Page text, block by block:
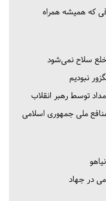
که همیشه همراه
خلع سلاح نمی‌شود
نبودیم
توسط رهبر انقلاب
ملی جمهوری اسلامی
در جهاد